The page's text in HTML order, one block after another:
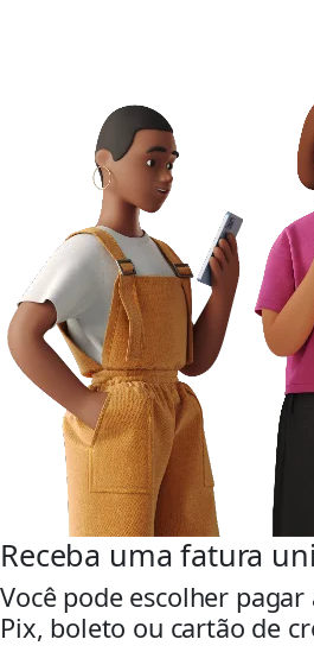
Receba uma fatura
Você pode escolher
Pix, boleto ou cartão de